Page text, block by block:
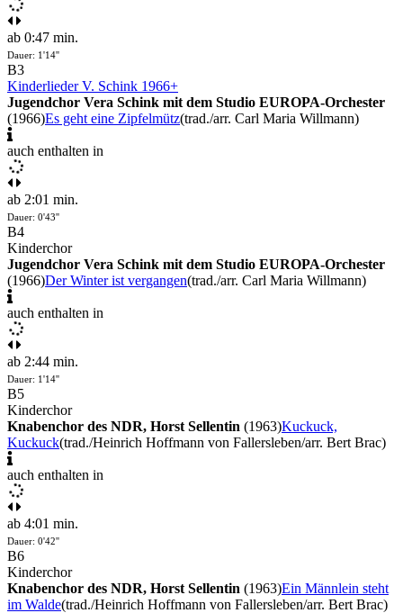
ab 0:47 min.
Dauer: 1'14''
B3
Kinderlieder V. Schink 1966+
Jugendchor Vera Schink mit dem Studio EUROPA-Orchester
(1966)Es geht eine Zipfelmütz(trad./arr. Carl Maria Willmann)
auch enthalten in
ab 2:01 min.
Dauer: 0'43''
B4
Kinderchor
Jugendchor Vera Schink mit dem Studio EUROPA-Orchester
(1966)Der Winter ist vergangen(trad./arr. Carl Maria Willmann)
auch enthalten in
ab 2:44 min.
Dauer: 1'14''
B5
Kinderchor
Knabenchor des NDR, Horst Sellentin (1963)Kuckuck,
Kuckuck(trad./Heinrich Hoffmann von Fallersleben/arr. Bert Brac)
auch enthalten in
ab 4:01 min.
Dauer: 0'42''
B6
Kinderchor
Knabenchor des NDR, Horst Sellentin (1963)Ein Männlein steht
im Walde(trad./Heinrich Hoffmann von Fallersleben/arr. Bert Brac)